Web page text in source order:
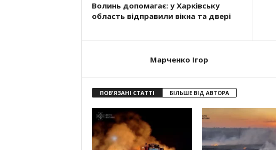
Волинь допомагає: у Харківську
область відправили вікна та двері
Марченко Ігор
ПОВ'ЯЗАНІ СТАТТІ БІЛЬШЕ ВІД АВТОРА